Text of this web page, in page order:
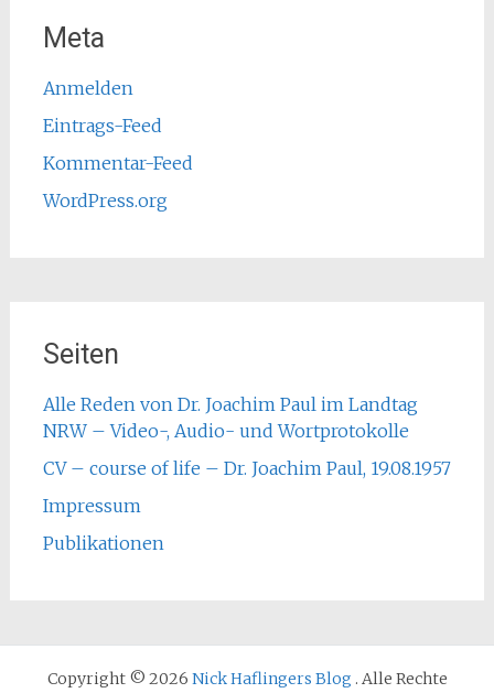
Meta
Anmelden
Eintrags-Feed
Kommentar-Feed
WordPress.org
Seiten
Alle Reden von Dr. Joachim Paul im Landtag
NRW – Video-, Audio- und Wortprotokolle
CV – course of life – Dr. Joachim Paul, 19.08.1957
Impressum
Publikationen
Copyright © 2026 Nick Haflingers Blog . Alle Rechte